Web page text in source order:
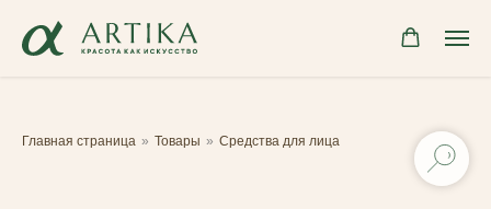
Главная страница » Товары » Средства для лица